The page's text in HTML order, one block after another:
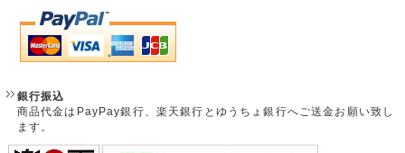
銀行振込
商品代金はPayPay銀行、楽天銀行とゆうちょ銀行へご送金お願い致し
ます。